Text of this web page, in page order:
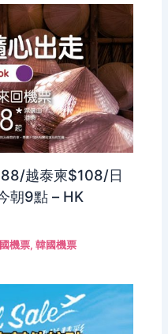
越泰柬$108/日
朝9點 – HK
機票,韓國機票